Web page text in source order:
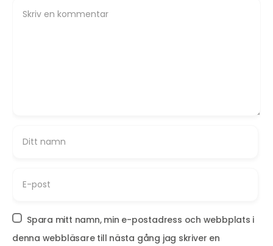
Spara mitt namn, min e-postadress och webbplats i
denna webbläsare till nästa gång jag skriver en